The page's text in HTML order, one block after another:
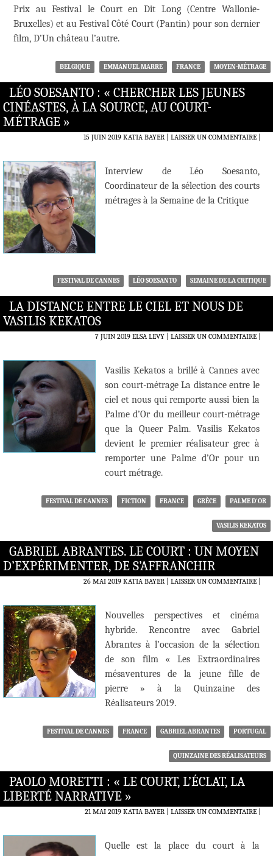
Prix au Festival le Court en Dit Long (Centre Wallonie-
Bruxelles) et au Festival Côté Court (Pantin) pour son dernier
film, D’Un château l’autre.
BELGIQUE EMMANUEL MARRE FRANCE MOYEN-MÉTRAGE
LÉO SOESANTO : « CHERCHER LES JEUNES
CINÉASTES, À LA SOURCE, AU COURT-
MÉTRAGE »
15 JUIN 2019 KATIA BAYER LAISSER UN COMMENTAIRE|
Interview de Léo Soesanto,
Coordinateur de la sélection des courts
métrages à la Semaine de la Critique
FESTIVAL DE CANNES LÉO SOESANTO SEMAINE DE LA CRITIQUE
LA DISTANCE ENTRE LE CIEL ET NOUS DE
VASILIS KEKATOS
7 JUIN 2019 ELSA LEVY LAISSER UN COMMENTAIRE|
Vasilis Kekatos a brillé à Cannes avec
son court-métrage La distance entre le
ciel et nous qui remporte aussi bien la
Palme d’Or du meilleur court-métrage
que la Queer Palm. Vasilis Kekatos
devient le premier réalisateur grec à
remporter une Palme d’Or pour un
court métrage.
FESTIVAL DE CANNES FICTION FRANCE GRÈCE PALME D'OR
VASILIS KEKATOS
GABRIEL ABRANTES. LE COURT : UN MOYEN
D’EXPÉRIMENTER, DE S’AFFRANCHIR
26 MAI 2019 KATIA BAYER LAISSER UN COMMENTAIRE|
Nouvelles perspectives et cinéma
hybride. Rencontre avec Gabriel
Abrantes à l’occasion de la sélection
de son film « Les Extraordinaires
mésaventures de la jeune fille de
pierre » à la Quinzaine des
Réalisateurs 2019.
FESTIVAL DE CANNES FRANCE GABRIEL ABRANTES PORTUGAL
QUINZAINE DES RÉALISATEURS
PAOLO MORETTI : « LE COURT, L’ÉCLAT, LA
LIBERTÉ NARRATIVE »
21 MAI 2019 KATIA BAYER LAISSER UN COMMENTAIRE|
Quelle est la place du court à la